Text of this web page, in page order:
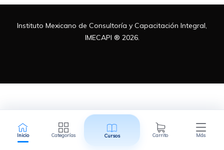
Inicio Categorías Cursos Carrito Más
Normatividad Mexicana
Instituto Mexicano de Consultoría y Capacitación Integral,
IMECAPI ® 2026.